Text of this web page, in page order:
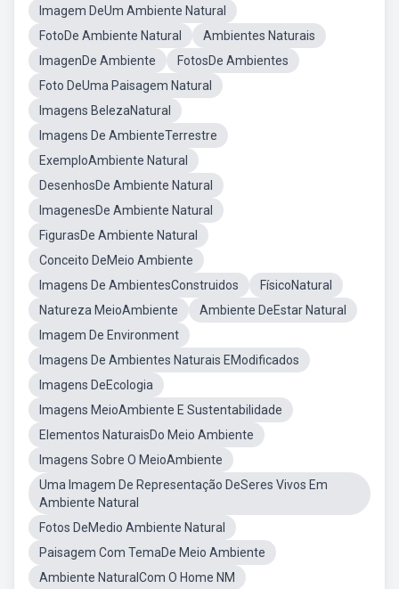
Imagem DeUm Ambiente Natural
FotoDe Ambiente Natural
Ambientes Naturais
ImagenDe Ambiente
FotosDe Ambientes
Foto DeUma Paisagem Natural
Imagens BelezaNatural
Imagens De AmbienteTerrestre
ExemploAmbiente Natural
DesenhosDe Ambiente Natural
ImagenesDe Ambiente Natural
FigurasDe Ambiente Natural
Conceito DeMeio Ambiente
Imagens De AmbientesConstruidos
FísicoNatural
Natureza MeioAmbiente
Ambiente DeEstar Natural
Imagem De Environment
Imagens De Ambientes Naturais EModificados
Imagens DeEcologia
Imagens MeioAmbiente E Sustentabilidade
Elementos NaturaisDo Meio Ambiente
Imagens Sobre O MeioAmbiente
Uma Imagem De Representação DeSeres Vivos Em
Ambiente Natural
Fotos DeMedio Ambiente Natural
Paisagem Com TemaDe Meio Ambiente
Ambiente NaturalCom O Home NM